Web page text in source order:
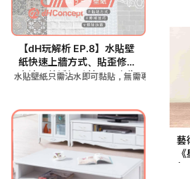
【dH玩解析 EP.8】水貼壁
紙快速上牆方式、貼歪修補
方法、乾淨卸除技巧一次告
水貼壁紙只需沾水即可黏貼，無需專業工具，
藝